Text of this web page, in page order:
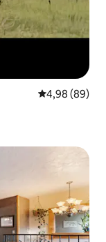
საშუალო
4,98 (89)